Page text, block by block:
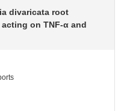
divaricata root
on TNF-α and